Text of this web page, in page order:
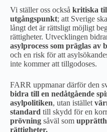
Vi ställer oss också kritiska
utgångspunkt; att Sverige
långt det är rättsligt möjligt
rättigheter. Utvecklingen
asylprocess som präglas av
och en risk för att
inte kommer att tillgodoses.
FARR uppmanar därför den
bidra till en nedåtgående
asylpolitiken, utan istället
standard till skydd för en
prövning såväl som
rättigheter.